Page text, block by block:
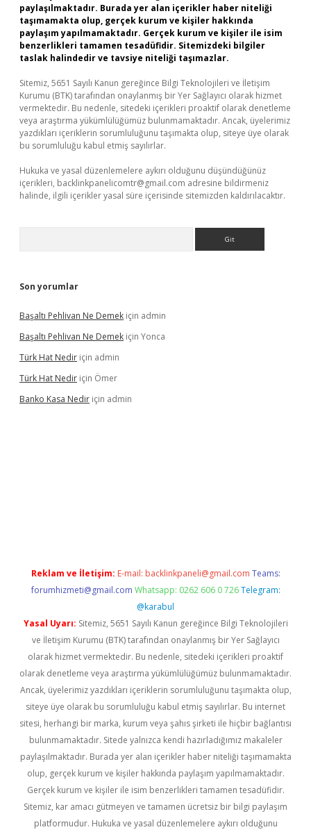
paylaşılmaktadır. Burada yer alan içerikler haber niteliği
taşımamakta olup, gerçek kurum ve kişiler hakkında
paylaşım yapılmamaktadır. Gerçek kurum ve kişiler ile isim
benzerlikleri tamamen tesadüfidir. Sitemizdeki bilgiler
taslak halindedir ve tavsiye niteliği taşımazlar.
Sitemiz, 5651 Sayılı Kanun gereğince Bilgi Teknolojileri ve İletişim
Kurumu (BTK) tarafından onaylanmış bir Yer Sağlayıcı olarak hizmet
vermektedir. Bu nedenle, sitedeki içerikleri proaktif olarak denetleme
veya araştırma yükümlülüğümüz bulunmamaktadır. Ancak, üyelerimiz
yazdıkları içeriklerin sorumluluğunu taşımakta olup, siteye üye olarak
bu sorumluluğu kabul etmiş sayılırlar.
Hukuka ve yasal düzenlemelere aykırı olduğunu düşündüğünüz
içerikleri, backlinkpanelicomtr@gmail.com adresine bildirmeniz
halinde, ilgili içerikler yasal süre içerisinde sitemizden kaldırılacaktır.
Son yorumlar
Başaltı Pehlivan Ne Demek için admin
Başaltı Pehlivan Ne Demek için Yonca
Türk Hat Nedir için admin
Türk Hat Nedir için Ömer
Banko Kasa Nedir için admin
Reklam ve İletişim: E-mail: backlinkpaneli@gmail.com Teams:
forumhizmeti@gmail.com Whatsapp: 0262 606 0 726 Telegram:
@karabul
Yasal Uyarı: Sitemiz, 5651 Sayılı Kanun gereğince Bilgi Teknolojileri
ve İletişim Kurumu (BTK) tarafından onaylanmış bir Yer Sağlayıcı
olarak hizmet vermektedir. Bu nedenle, sitedeki içerikleri proaktif
olarak denetleme veya araştırma yükümlülüğümüz bulunmamaktadır.
Ancak, üyelerimiz yazdıkları içeriklerin sorumluluğunu taşımakta olup,
siteye üye olarak bu sorumluluğu kabul etmiş sayılırlar. Bu internet
sitesi, herhangi bir marka, kurum veya şahıs şirketi ile hiçbir bağlantısı
bulunmamaktadır. Sitede yalnızca kendi hazırladığımız makaleler
paylaşılmaktadır. Burada yer alan içerikler haber niteliği taşımamakta
olup, gerçek kurum ve kişiler hakkında paylaşım yapılmamaktadır.
Gerçek kurum ve kişiler ile isim benzerlikleri tamamen tesadüfidir.
Sitemiz, kar amacı gütmeyen ve tamamen ücretsiz bir bilgi paylaşım
platformudur. Hukuka ve yasal düzenlemelere aykırı olduğunu